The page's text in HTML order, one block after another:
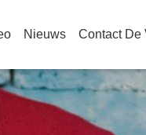
Nieuws Contact De